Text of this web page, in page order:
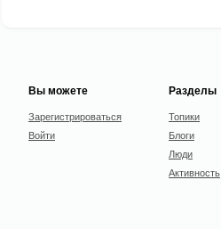
Вы можете
Зарегистрироваться
Войти
Разделы
Топики
Блоги
Люди
Активность